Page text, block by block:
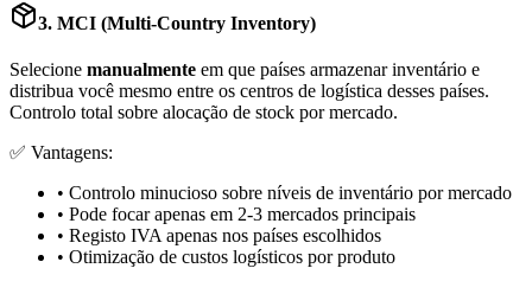
3. MCI (Multi-Country Inventory)
Selecione manualmente em que países armazenar inventário e
distribua você mesmo entre os centros de logística desses países.
Controlo total sobre alocação de stock por mercado.
✅ Vantagens:
• Controlo minucioso sobre níveis de inventário por mercado
• Pode focar apenas em 2-3 mercados principais
• Registo IVA apenas nos países escolhidos
• Otimização de custos logísticos por produto